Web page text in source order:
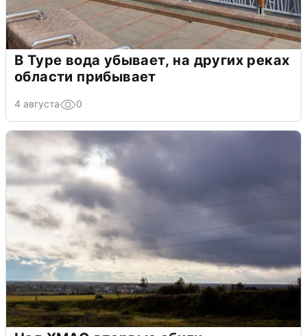
В Туре вода убывает, на других реках
области прибывает
4 августа 0